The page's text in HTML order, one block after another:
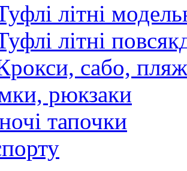
літні
літні
сабо,
рюкзаки
тапочки